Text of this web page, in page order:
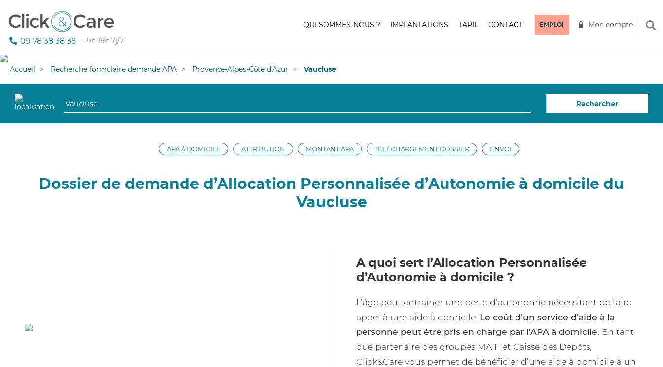
09 78 38 38 38 — 9h-19h 7j/7
QUI SOMMES-NOUS ? IMPLANTATIONS TARIF CONTACT EMPLOI Mon compte
Accueil Recherche formulaire demande APA Provence-Alpes-Côte d'Azur Vaucluse
Rechercher
APA À DOMICILE ATTRIBUTION MONTANT APA TÉLÉCHARGEMENT DOSSIER ENVOI
Dossier de demande d’Allocation Personnalisée d’Autonomie à domicile du
Vaucluse
A quoi sert l’Allocation Personnalisée
d’Autonomie à domicile ?
L’âge peut entrainer une perte d’autonomie nécessitant de faire
appel à une aide à domicile. Le coût d’un service d’aide à la
personne peut être pris en charge par l’APA à domicile. En tant
que partenaire des groupes MAIF et Caisse des Dépôts,
Click&Care vous permet de bénéficier d’une aide à domicile à un